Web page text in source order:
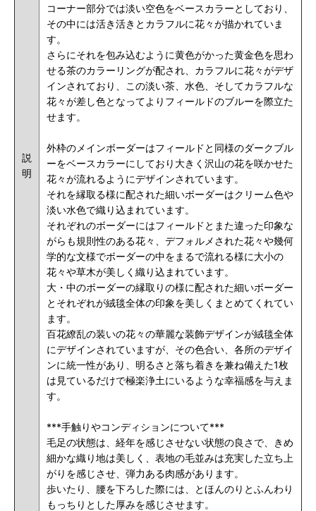
説
明
コーナー部分では淡い空色をベースカラーとしており、
その中には活き活きとカラフルに花々が描かれていま
す。
さらにそれを包み込むように黄色がかった黄金色を思わ
せる茶のカラーリングが配され、カラフルに花々がデザ
インされており、この淡い茶、水色、そしてカラフルな
花々が差し色となってよりフィールドのブルーを際立た
せます。
外枠のメインボーダーはフィールドと同様のダークブル
ーをベースカラーにしており大きく沢山の花を咲かせた
花々が流れるようにデザインされています。
それを縁取る様に配された細いボーダーはクリーム色や
淡い水色で織り込まれています。
それぞれのボーダーにはフィールドとまた違った印象な
がらも規則性のある花々、デフォルメされた花々や幾何
学的な文様でボーダーの中をまるで流れる様に大小の
花々や草木が美しく織り込まれています。
大・中のボーダーの縁取りの様に配された細いボーダー
とそれぞれが絨毯全体の印象を美しくまとめてくれてい
ます。
百花繚乱の装いの花々の華麗な装飾デザインが絨毯全体
にデザインされていますが、その色合い、各所のデザイ
ンに統一性があり、明るさと落ち着きを兼ね備えた1枚
は 見ているだけで極楽浄土にいるような幸福感を与えま
す。
***手触りやコンディションについて***
毛足の状態は、経年を感じさせない状態の良さで、きめ
細かな織り地は美しく、表地の毛並みは充実した立ち上
がりを感じさせ、弾力ある肉感があります。
歩いたり、腰を下ろした際には、とほんのりとふんわり
もっちり とした厚みを感じさせます。